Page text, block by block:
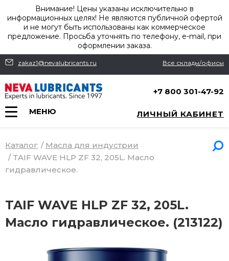
Внимание! Цены указаны исключительно в
информационных целях! Не являются публичной офертой
и не могут быть использованы как коммерческое
предложение. Просьба уточнять по телефону, e-mail, при
оформлении заказа.
zakaz1@nevalubricants.ru Все склады/офисы
+7 800 301-47-92
МЕНЮ ЛИЧНЫЙ КАБИНЕТ
Каталог / Масла для индустрии
/ TAIF WAVE HLP ZF 32, 205L. Масло
гидравлическое.
TAIF WAVE HLP ZF 32, 205L.
Масло гидравлическое. (213122)